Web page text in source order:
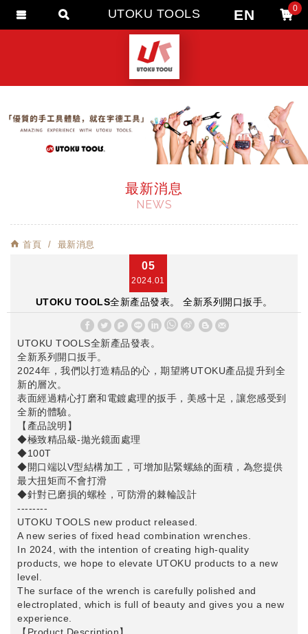
最新消息
NEWS
首頁 最新消息
05
2024.01
UTOKU TOOLS全新產品發表。 全新系列開口扳手。
a
t
s
A
n
W
e
UTOKU TOOLS全新產品發表。
全新系列開口扳手。
2024年，我們以打造精品的心，期望將UTOKU產品提升到全
新的層次。
表面經過精心打磨和電鍍處理的扳手，美感十足，讓您感受到
全新的體驗。
【產品說明】
◆極致精品級-拋光鏡面處理
◆100T
◆開口端以V型結構加工，可增加貼緊螺絲的面積，為您提供
最大扭矩而不會打滑
◆針對已磨損的螺栓，可防滑的棘輪設計
--------
UTOKU TOOLS new product released.
A new series of fixed head combination wrenches.
In 2024, with the intention of creating high-quality
products, we hope to elevate UTOKU products to a new
level.
The surface of the wrench is carefully polished and
electroplated, which is full of beauty and gives you a new
experience.
UTOKU TOOLS EN 0
會員登入
會員註冊
忘記密碼
追蹤清單
匯款通知